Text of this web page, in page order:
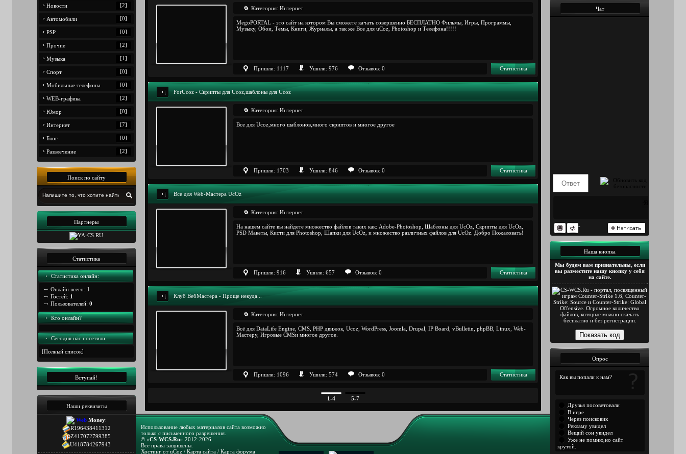
Новости [2]
Автомобили [0]
PSP [0]
Прочие [2]
Музыка [1]
Спорт [0]
Мобильные телефоны [0]
WEB-графика [2]
Юмор [0]
Интернет [7]
Блог [0]
Развлечение [2]
Поиск по сайту
Партнеры
Статистика
Статистика онлайн:
Онлайн всего: 1
Гостей: 1
Пользователей: 0
Кто онлайн?
Сегодня наc посетили:
[Полный список]
Вступай!
Наши реквизиты
Web Money:
R196438411312
Z417072799385
U418784267943
Чат
-
Наша кнопка
Мы будем вам признательны, если
вы разместите нашу кнопку у себя
на сайте.
Опрос
Как вы попали к нам?
Друзья посоветовали
В игре
Через поисковик
Рекламу увидел
Вещий сон увидел
Уже не помню,но сайт
крутой.
Категория: Интернет
MegoPORTAL - это сайт на котором Вы сможете качать совершенно БЕСПЛАТНО Фильмы, Игры, Программы,
Музыку, Обои, Темы, Книги, Журналы, а так же Все для uCoz, Photoshop и Телефона!!!!!
Статистика
Пришли: 1117 Ушили: 976 Отзывов: 0
ForUcoz - Скрипты для Ucoz,шаблоны для Ucoz
Категория: Интернет
Все для Ucoz,много шаблонов,много скриптов и многое другое
Статистика
Пришли: 1703 Ушили: 846 Отзывов: 0
Все для Web-Мастера UcOz
Категория: Интернет
На нашем сайте вы найдете множество файлов таких как: Adobe-Photoshop, Шаблоны для UcOz, Скрипты для UcOz,
PSD Макеты, Кисти для Photoshop, Шапки для UcOz, и множество различных файлов для UcOz. Добро Пожаловать!
Статистика
Пришли: 916 Ушили: 657 Отзывов: 0
Клуб ВебМастера - Проще некуда...
Категория: Интернет
Всё для DataLife Engine, CMS, PHP движок, Ucoz, WordPress, Joomla, Drupal, IP Board, vBulletin, phpBB, Linux, Web-
Мастеру, Игровые CMSи многое другое.
Статистика
Пришли: 1096 Ушили: 574 Отзывов: 0
1-4 5-7
Использование любых материалов сайта возможно
только с письменного разрешения.
© «CS-WCS.Ru» 2012-2026.
Все права защищены.
Хостинг от uCoz / Карта сайта / Карта форума